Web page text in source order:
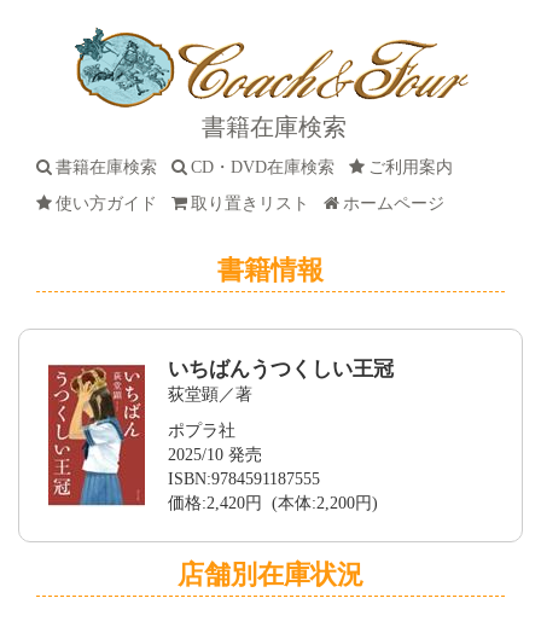
書籍在庫検索
書籍在庫検索 CD・DVD在庫検索
ご利用案内
使い方ガイド
取り置きリスト ホームページ
書籍情報
いちばんうつくしい王冠
荻堂顕／著
ポプラ社
2025/10 発売
ISBN:9784591187555
価格:2,420円 (本体:2,200円)
店舗別在庫状況